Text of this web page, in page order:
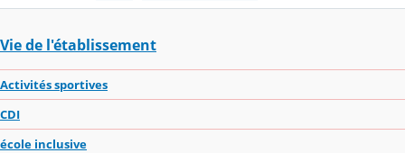
Vie de l'établissement
Activités sportives
CDI
école inclusive